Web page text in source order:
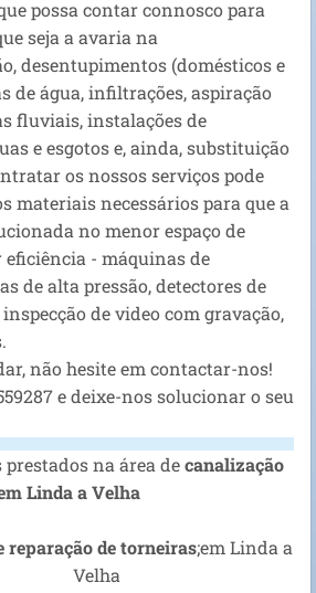
possa contar connosco para
seja a avaria na
desentupimentos (domésticos e
de água, infiltrações, aspiração
fluviais, instalações de
e esgotos e, ainda, substituição
os nossos serviços pode
materiais necessários para que a
no menor espaço de
eficiência - máquinas de
de alta pressão, detectores de
de video com gravação,
não hesite em contactar-nos!
e deixe-nos solucionar o seu
prestados na área decanalização
Linda a Velha
reparação de torneiras;em Linda a
Velha